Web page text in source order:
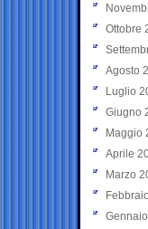
Ottobre
Agosto
Luglio
Giugno
Maggio
Aprile
Marzo